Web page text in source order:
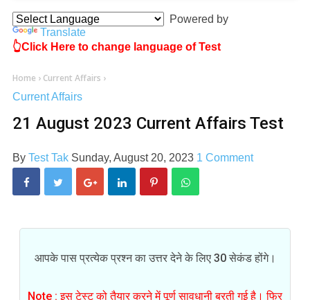
Powered by
Translate
👆Click Here to change language of Test
Home › Current Affairs ›
Current Affairs
21 August 2023 Current Affairs Test
By Test Tak Sunday, August 20, 2023 1 Comment
आपके पास प्रत्येक प्रश्न का उत्तर देने के लिए 30 सेकंड होंगे।
Note : इस टेस्ट को तैयार करने में पूर्ण सावधानी बरती गई है। फिर